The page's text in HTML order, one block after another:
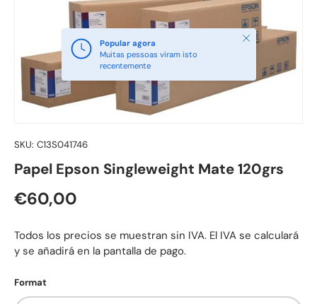
Saltar para a informação do produto
Popular agora
Muitas pessoas viram isto
recentemente
Fechar
SKU: C13S041746
Papel Epson Singleweight Mate 120grs
Preço normal
€60,00
Todos los precios se muestran sin IVA. El IVA se calculará
y se añadirá en la pantalla de pago.
Format